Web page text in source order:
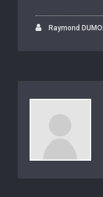
Raymond